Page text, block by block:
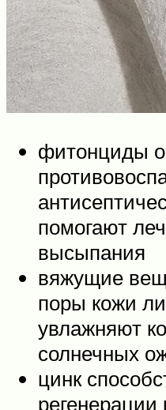
фитонциды
помогают
высыпания
вяжущие
поры кожи
увлажняют
солнечных
цинк
регенерации